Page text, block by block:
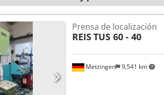
Metzingen 9,541 km
Prensa de localización
REISTUS 60 - 40